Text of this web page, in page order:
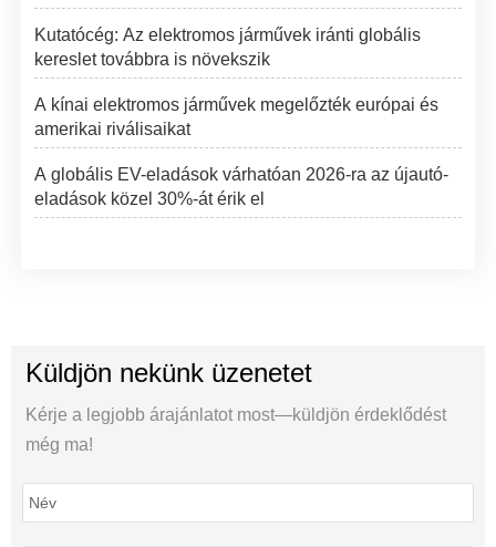
Kutatócég: Az elektromos járművek iránti globális
kereslet továbbra is növekszik
A kínai elektromos járművek megelőzték európai és
amerikai riválisaikat
A globális EV-eladások várhatóan 2026-ra az újautó-
eladások közel 30%-át érik el
Küldjön nekünk üzenetet
Kérje a legjobb árajánlatot most—küldjön érdeklődést
még ma!